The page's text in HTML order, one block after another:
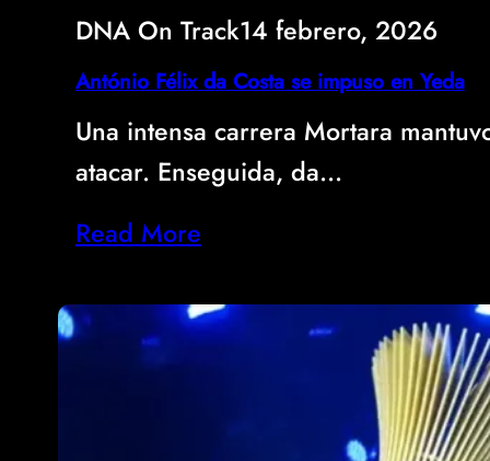
DNA On Track14 febrero, 2026
António Félix da Costa se impuso en Yeda
Una intensa carrera Mortara
atacar. Enseguida, da…
Read More